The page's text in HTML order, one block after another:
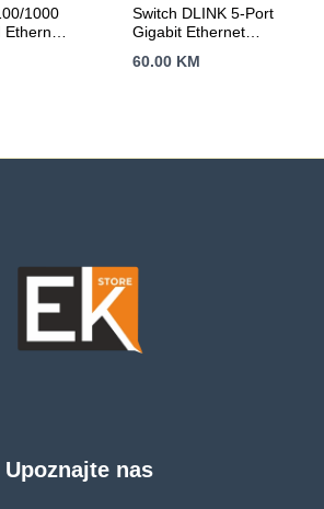
1000
Switch DLINK 5-Port
Gigabit Ethernet
60.00 KM
Upoznajte nas